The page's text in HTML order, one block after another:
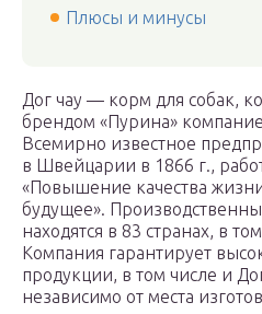
Плюсы и минусы
Дог чау — корм для собак,
брендом «Пурина»
Всемирно известное
в Швейцарии в 1866 г.,
«Повышение качества
будущее».
находятся в 83 странах, в
Компания гарантирует
продукции, в том числе и
независимо от места